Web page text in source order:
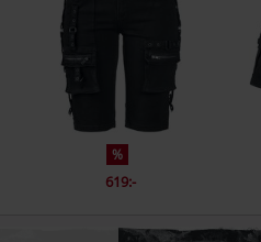
%
619:-